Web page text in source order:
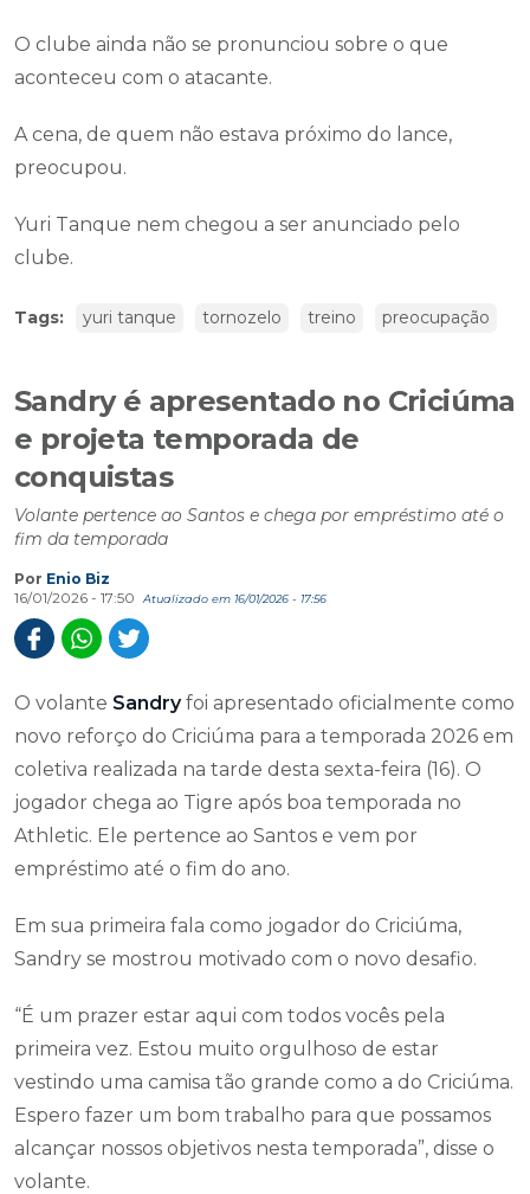
O clube ainda não se pronunciou sobre o que
aconteceu com o atacante.
A cena, de quem não estava próximo do lance,
preocupou.
Yuri Tanque nem chegou a ser anunciado pelo
clube.
Tags: yuri tanque tornozelo treino preocupação
Sandry é apresentado no Criciúma
e projeta temporada de
conquistas
Volante pertence ao Santos e chega por empréstimo até o
fim da temporada
Por Enio Biz
16/01/2026 - 17:50
Atualizado em 16/01/2026 - 17:56
O volante Sandryfoi apresentado oficialmente como
novo reforço do Criciúma para a temporada 2026 em
coletiva realizada na tarde desta sexta-feira (16). O
jogador chega ao Tigre após boa temporada no
Athletic. Ele pertence ao Santos e vem por
empréstimo até o fim do ano.
Em sua primeira fala como jogador do Criciúma,
Sandry se mostrou motivado com o novo desafio.
“É um prazer estar aqui com todos vocês pela
primeira vez. Estou muito orgulhoso de estar
vestindo uma camisa tão grande como a do Criciúma.
Espero fazer um bom trabalho para que possamos
alcançar nossos objetivos nesta temporada”, disse o
volante.